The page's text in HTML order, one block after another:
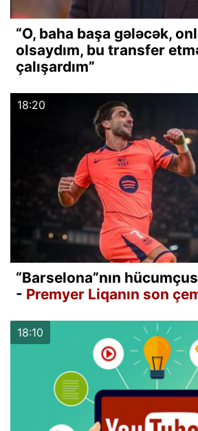
“O, baha başa gələcək,
olsaydım, bu transfer
çalışardım”
18:20
“Barselona”nın
- Premyer Liqanın son
18:10